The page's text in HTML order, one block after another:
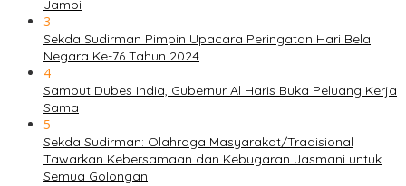
Jambi
3
Sekda Sudirman Pimpin Upacara Peringatan Hari Bela
Negara Ke-76 Tahun 2024
4
Sambut Dubes India, Gubernur Al Haris Buka Peluang Kerja
Sama
5
Sekda Sudirman: Olahraga Masyarakat/Tradisional
Tawarkan Kebersamaan dan Kebugaran Jasmani untuk
Semua Golongan